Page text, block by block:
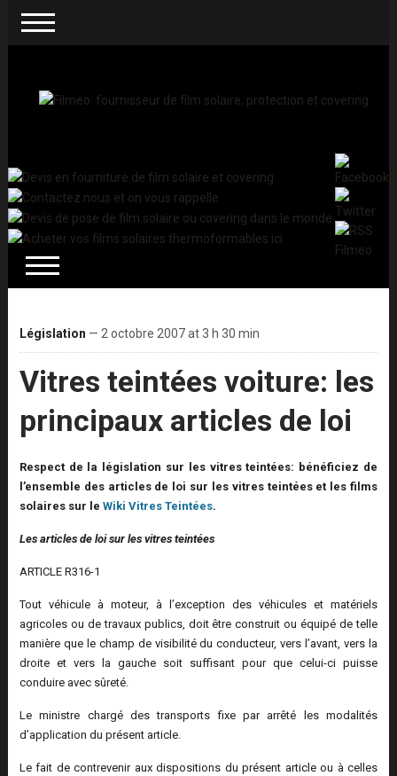
Législation — 2 octobre 2007 at 3 h 30 min
Vitres teintées voiture: les
principaux articles de loi
Respect de la législation sur les vitres teintées: bénéficiez de
l’ensemble des articles de loi sur les vitres teintées et les films
solaires sur le Wiki Vitres Teintées.
Les articles de loi sur les vitres teintées
ARTICLE R316-1
Tout véhicule à moteur, à l’exception des véhicules et matériels
agricoles ou de travaux publics, doit être construit ou équipé de telle
manière que le champ de visibilité du conducteur, vers l’avant, vers la
droite et vers la gauche soit suffisant pour que celui-ci puisse
conduire avec sûreté.
Le ministre chargé des transports fixe par arrêté les modalités
d’application du présent article.
Le fait de contrevenir aux dispositions du présent article ou à celles